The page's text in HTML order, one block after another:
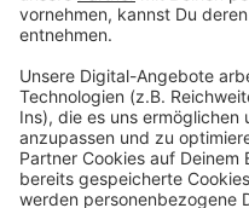
zum
Verbindungen zu
"Bruderschaft
Gruppen "Besorge
"Mönchengladbach
Bürgerwehren werden
Gruppen gegenseitig